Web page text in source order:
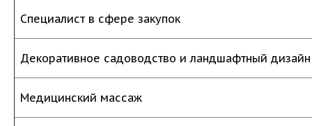
Специалист в сфере закупок
Декоративное садоводство и ландшафтный дизайн
Медицинский массаж